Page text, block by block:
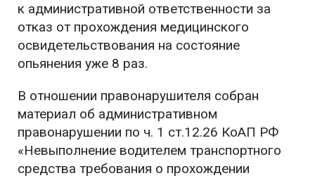
к административной ответственности за
отказ от прохождения медицинского
освидетельствования на состояние
опьянения уже 8 раз.
В отношении правонарушителя собран
материал об административном
правонарушении по ч. 1 ст.12.26 КоАП РФ
«Невыполнение водителем транспортного
средства требования о прохождении